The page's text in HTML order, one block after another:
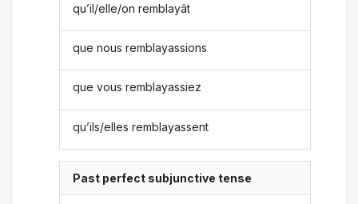
qu’il/elle/on remblayât
que nous remblayassions
que vous remblayassiez
qu’ils/elles remblayassent
Past perfect subjunctive tense